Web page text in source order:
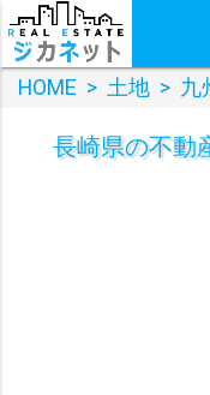
HOME > 土地 > 九
長崎県の不動